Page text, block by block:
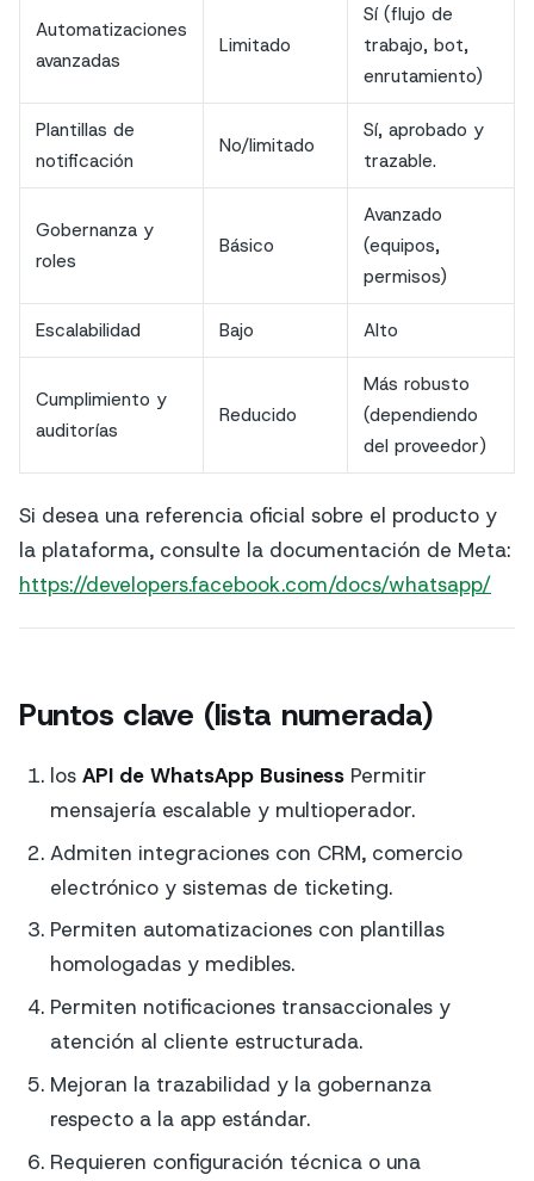
Automatizaciones
avanzadas
Limitado
Sí (flujo de
trabajo, bot,
enrutamiento)
Plantillas de
notificación
No/limitado
Sí, aprobado y
trazable.
Gobernanza y
roles
Básico
Avanzado
(equipos,
permisos)
Escalabilidad Bajo Alto
Cumplimiento y
auditorías
Reducido
Más robusto
(dependiendo
del proveedor)
Si desea una referencia oficial sobre el producto y
la plataforma, consulte la documentación de Meta:
https://developers.facebook.com/docs/whatsapp/
Puntos clave (lista numerada)
los API de WhatsApp BusinessPermitir
mensajería escalable y multioperador.
Admiten integraciones con CRM, comercio
electrónico y sistemas de ticketing.
Permiten automatizaciones con plantillas
homologadas y medibles.
Permiten notificaciones transaccionales y
atención al cliente estructurada.
Mejoran la trazabilidad y la gobernanza
respecto a la app estándar.
Requieren configuración técnica o una